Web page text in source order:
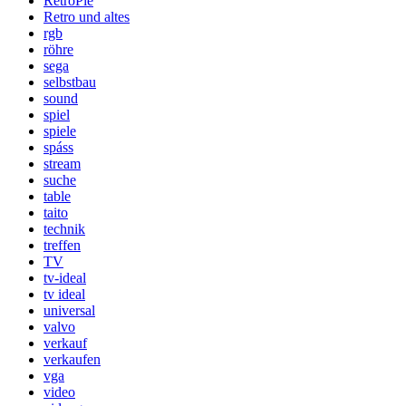
Retro und altes
rgb
röhre
sega
selbstbau
sound
spiel
spiele
spáss
stream
suche
table
taito
technik
treffen
TV
tv-ideal
tv ideal
universal
valvo
verkauf
verkaufen
vga
video